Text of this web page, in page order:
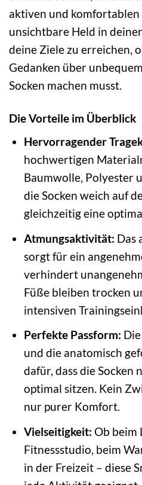
aktiven und komfortablen
unsichtbare Held in
deine Ziele zu erreichen,
Gedanken über
Socken machen musst.
Die Vorteile im Überblick
Hervorragender
hochwertigen
Baumwolle, Polyester
die Socken weich auf
gleichzeitig eine
Atmungsaktivität: Das
sorgt für ein
verhindert
Füße bleiben trocken
intensiven
Perfekte Passform:
und die anatomisch
dafür, dass die
optimal sitzen. Kein
nur purer Komfort.
Vielseitigkeit: Ob beim
Fitnessstudio, beim
in der Freizeit – diese